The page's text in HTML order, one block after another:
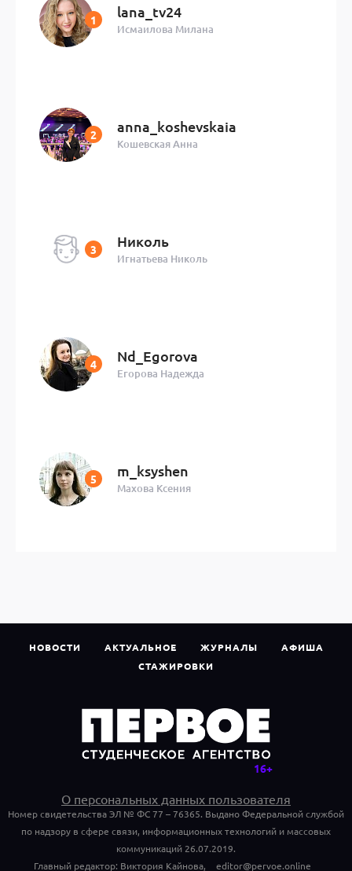
lana_tv24
Исмаилова Милана
anna_koshevskaia
Кошевская Анна
Николь
Игнатьева Николь
Nd_Egorova
Егорова Надежда
m_ksyshen
Махова Ксения
НОВОСТИ АКТУАЛЬНОЕ ЖУРНАЛЫ
АФИША
СТАЖИРОВКИ
О персональных данных пользователя
Номер свидетельства ЭЛ № ФС 77 – 76365. Выдано Федеральной службой
по надзору в сфере связи, информационных технологий и массовых
коммуникаций 26.07.2019.
Главный редактор: Виктория Кайнова,
editor@pervoe.online